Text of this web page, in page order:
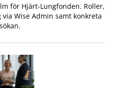
för Hjärt-Lungfonden. Roller,
Wise Admin samt konkreta